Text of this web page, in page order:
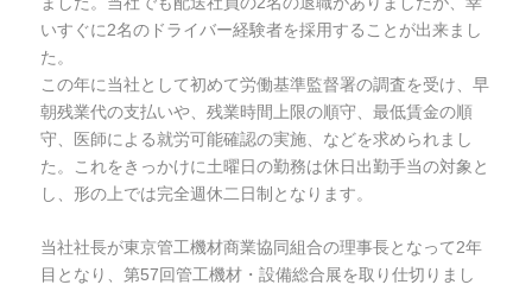
いすぐに2名のドライバー経験者を採用することが出来まし
た。
この年に当社として初めて労働基準監督署の調査を受け、早
朝残業代の支払いや、残業時間上限の順守、最低賃金の順
守、医師による就労可能確認の実施、などを求められまし
た。これをきっかけに土曜日の勤務は休日出勤手当の対象と
し、形の上では完全週休二日制となります。
当社社長が東京管工機材商業協同組合の理事長となって2年
目となり、第57回管工機材・設備総合展を取り仕切りまし